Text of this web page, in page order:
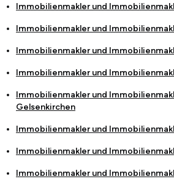
Immobilienmakler und
Immobilienmakler und
Immobilienmakler und
Immobilienmakler und
Immobilienmakler und
Gelsenkirchen
Immobilienmakler und
Immobilienmakler und
Immobilienmakler und